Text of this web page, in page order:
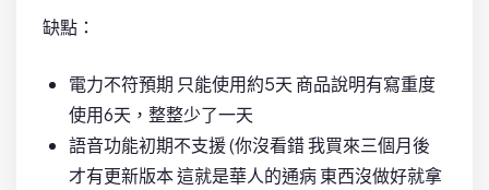
缺點：
電力不符預期 只能使用約5天 商品說明有寫重度
使用6天，整整少了一天
語音功能初期不支援 (你沒看錯 我買來三個月後
才有更新版本 這就是華人的通病 東西沒做好就拿